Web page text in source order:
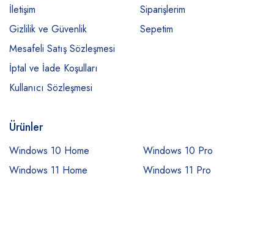
İletişim
Gizlilik ve Güvenlik
Mesafeli Satış Sözleşmesi
İptal ve İade Koşulları
Kullanıcı Sözleşmesi
Siparişlerim
Sepetim
Ürünler
Windows 10 Home
Windows 10 Pro
Windows 11 Home
Windows 11 Pro